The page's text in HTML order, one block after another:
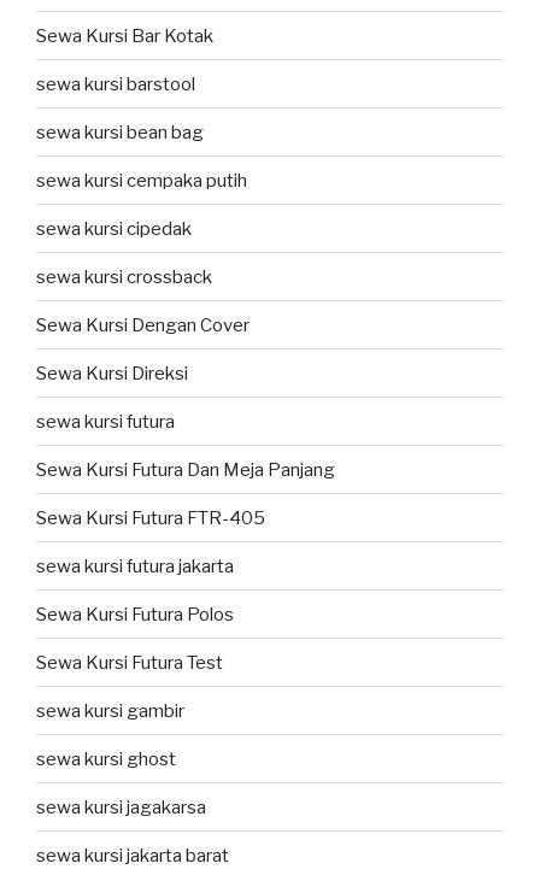
Sewa Kursi Bar Kotak
sewa kursi barstool
sewa kursi bean bag
sewa kursi cempaka putih
sewa kursi cipedak
sewa kursi crossback
Sewa Kursi Dengan Cover
Sewa Kursi Direksi
sewa kursi futura
Sewa Kursi Futura Dan Meja Panjang
Sewa Kursi Futura FTR-405
sewa kursi futura jakarta
Sewa Kursi Futura Polos
Sewa Kursi Futura Test
sewa kursi gambir
sewa kursi ghost
sewa kursi jagakarsa
sewa kursi jakarta barat